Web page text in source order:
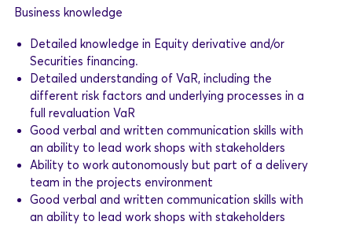
Business knowledge
Detailed knowledge in Equity derivative and/or
Securities financing.
Detailed understanding of VaR, including the
different risk factors and underlying processes in a
full revaluation VaR
Good verbal and written communication skills with
an ability to lead work shops with stakeholders
Ability to work autonomously but part of a delivery
team in the projects environment
Good verbal and written communication skills with
an ability to lead work shops with stakeholders